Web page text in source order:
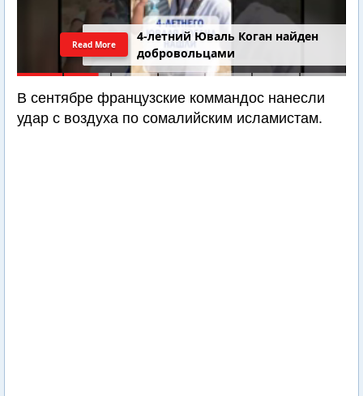
4-летний Юваль Коган найден
добровольцами
Read More
В сентябре французские коммандос нанесли
удар с воздуха по сомалийским исламистам.